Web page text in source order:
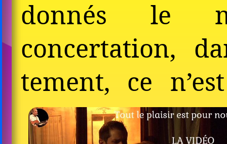
donnés le
concertation,
tement, ce